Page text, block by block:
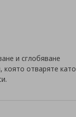
и сглобяване
която отваряте като